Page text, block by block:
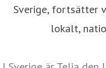
Sverige, fortsätter
lokalt,